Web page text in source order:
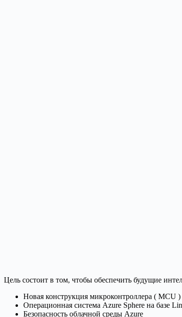
Цель состоит в том, чтобы обеспечить будущие
Новая конструкция микроконтроллера ( MCU )
Операционная система Azure Sphere на базе
Безопасность облачной среды Azure